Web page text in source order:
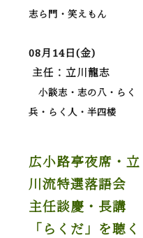
志ら門・笑えもん
08月14日(金)
主任：立川龍志
小談志・志の八・らく
兵・らく人・半四楼
広小路亭夜席・立
川流特選落語会
主任談慶・長講
「らくだ」を聴く